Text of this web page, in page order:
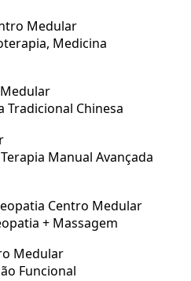
Medicina
Tradicional Chinesa
Manual Avançada
+ Massagem
Funcional